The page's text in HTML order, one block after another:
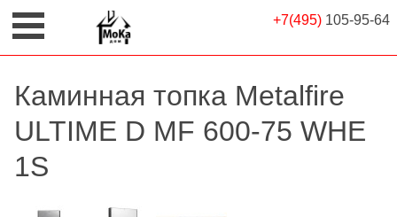
+7(495) 105-95-64
Каминная топка Metalfire
ULTIME D MF 600-75 WHE
1S